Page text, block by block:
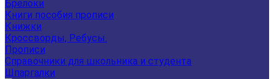
Брелоки
Книги пособия прописи
Книжки
Кроссворды, Ребусы.
Прописи
Справочники для школьника и студента
Шпаргалки